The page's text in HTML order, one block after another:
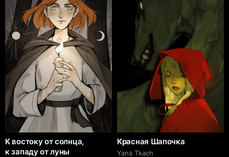
К востоку от солнца,
к западу от луны
Красная Шапочка
Yana Tkach